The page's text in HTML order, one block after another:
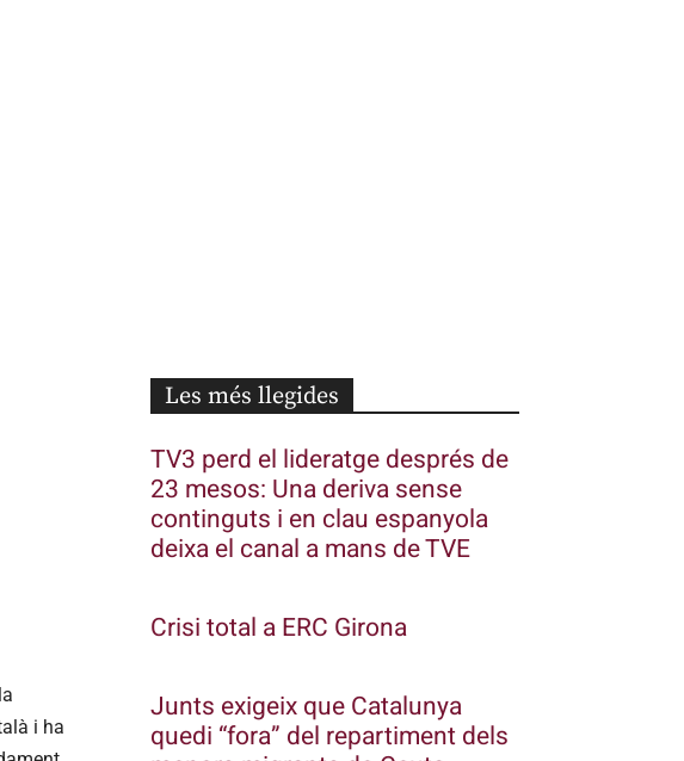
i ha
Les més llegides
TV3 perd el lideratge després de
23 mesos: Una deriva sense
continguts i en clau espanyola
deixa el canal a mans de TVE
Crisi total a ERC Girona
Junts exigeix que Catalunya
quedi “fora” del repartiment dels